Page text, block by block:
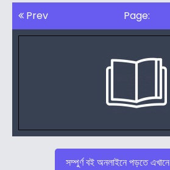
Prev Page:
সম্পুর্ণ বই অনলাইনে পড়তে